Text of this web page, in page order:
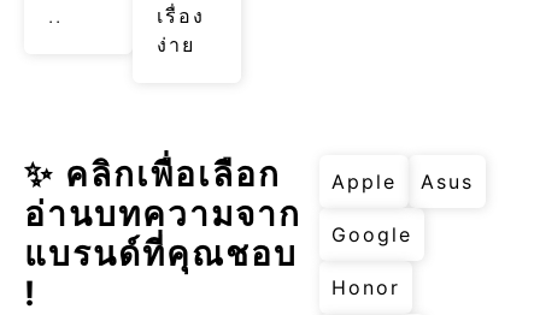
..
เรื่อง
ง่าย
✨ คลิกเพื่อเลือก
อ่านบทความจาก
แบรนด์ที่คุณชอบ
!
Apple Asus
Google
Honor